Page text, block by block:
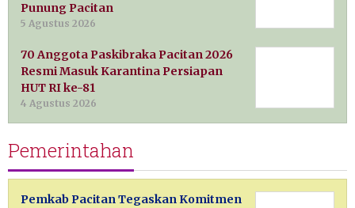
Punung Pacitan
5 Agustus 2026
70 Anggota Paskibraka Pacitan 2026
Resmi Masuk Karantina Persiapan
HUT RI ke-81
4 Agustus 2026
Pemerintahan
Pemkab Pacitan Tegaskan Komitmen